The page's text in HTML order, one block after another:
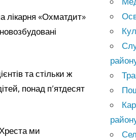
лікарня «Охматдит»
та стільки ж
понад п’ятдесят
Хреста ми